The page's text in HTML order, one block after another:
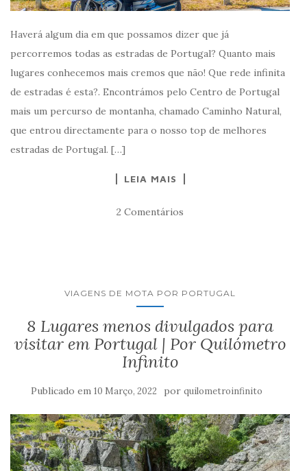
Haverá algum dia em que possamos dizer que já
percorremos todas as estradas de Portugal? Quanto mais
lugares conhecemos mais cremos que não! Que rede infinita
de estradas é esta?. Encontrámos pelo Centro de Portugal
mais um percurso de montanha, chamado Caminho Natural,
que entrou directamente para o nosso top de melhores
estradas de Portugal. […]
LEIA MAIS
2 Comentários
VIAGENS DE MOTA POR PORTUGAL
8 Lugares menos divulgados para
visitar em Portugal | Por Quilómetro
Infinito
Publicado em 10 Março, 2022 por quilometroinfinito